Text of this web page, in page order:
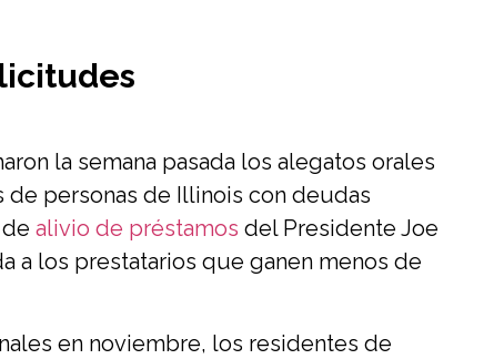
la semana pasada los alegatos orales
de personas de Illinois con deudas
alivio de préstamos del Presidente Joe
a los prestatarios que ganen menos de
en noviembre, los residentes de